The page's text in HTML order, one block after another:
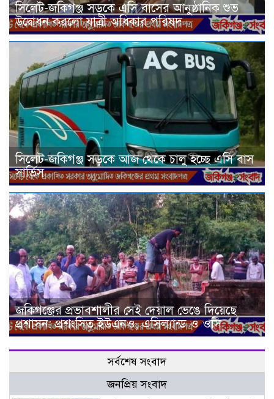
সিলেট-জকিগঞ্জ সড়কে এসি বাসের আনুষ্ঠানিক শুভ
উদ্বোধন করলো যাত্রী অধিকার পরিষদ
সিলেট-জকিগঞ্জ সড়কে আজ থেকে চালু হচ্ছে এসি বাস
সার্ভিস
জকিগঞ্জের প্রভাবশালীর সেই দেয়াল ভেঙে দিয়েছে
প্রশাসন: প্রশংসিত ইউএনও, এসিল্যান্ড ও ওসি
সর্বশেষ সংবাদ
জনপ্রিয় সংবাদ